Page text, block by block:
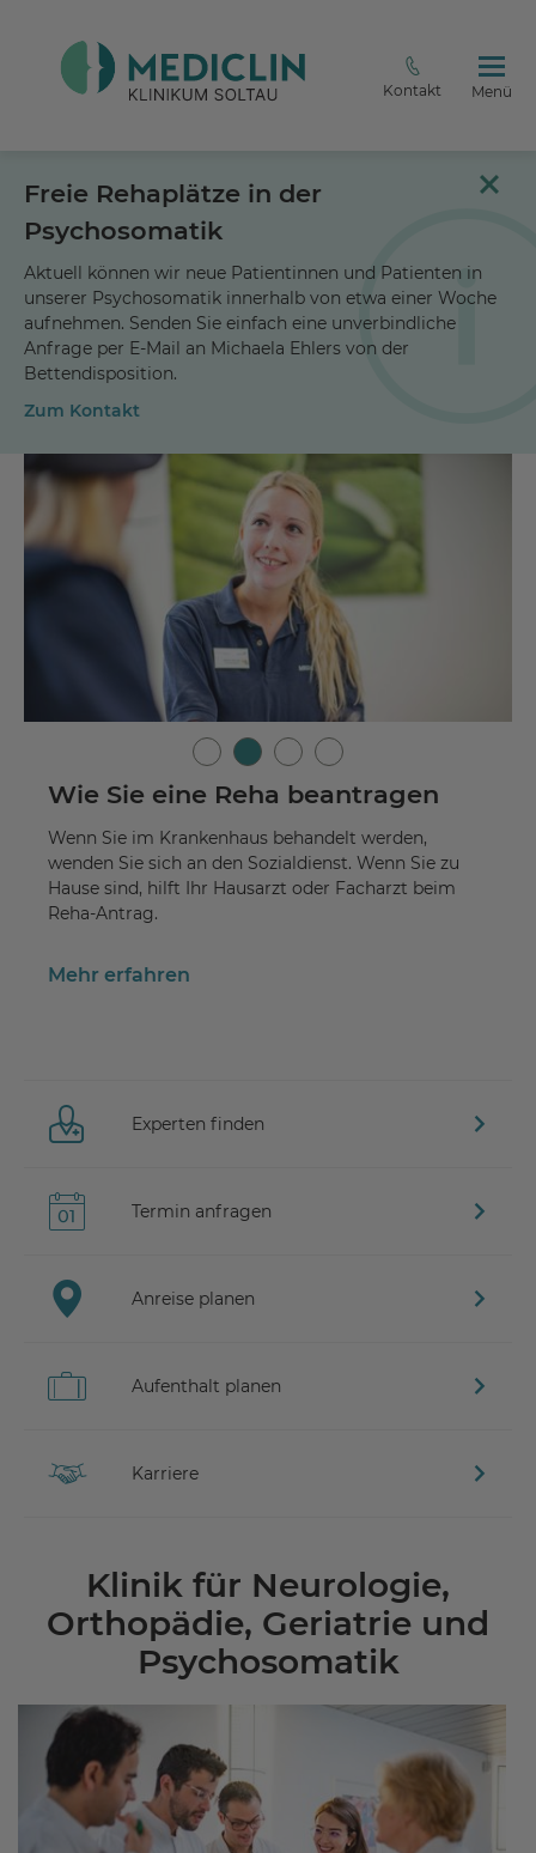
Kontakt Menü
Freie Rehaplätze in der
Psychosomatik
Aktuell können wir neue Patientinnen und Patienten in
unserer Psychosomatik innerhalb von etwa einer Woche
aufnehmen. Senden Sie einfach eine unverbindliche
Anfrage per E-Mail an Michaela Ehlers von der
Bettendisposition.
Zum Kontakt
Wie Sie eine Reha beantragen
Wenn Sie im Krankenhaus behandelt werden,
wenden Sie sich an den Sozialdienst. Wenn Sie zu
Hause sind, hilft Ihr Hausarzt oder Facharzt beim
Reha-Antrag.
Mehr erfahren
Experten finden
Termin anfragen
Anreise planen
Aufenthalt planen
Karriere
Klinik für Neurologie,
Orthopädie, Geriatrie und
Psychosomatik